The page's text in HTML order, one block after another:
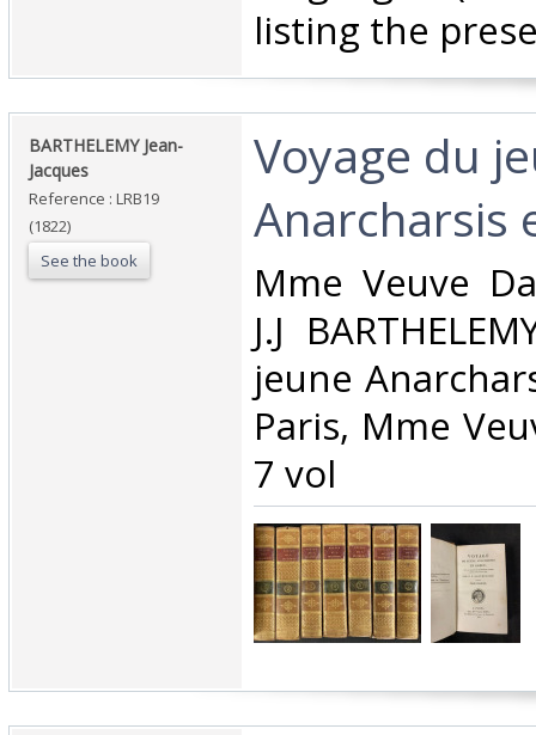
listing the
‎BARTHELEMY Jean-
Jacques‎
Reference : LRB19
(1822)
See the book
‎Voyage du
Anarcharsis
‎Mme Veuve
J.J
jeune
Paris, Mme
7 vol‎